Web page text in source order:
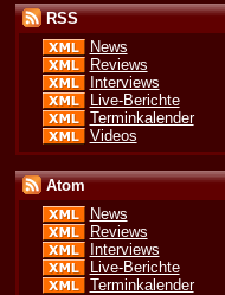
RSS
News
Reviews
Interviews
Live-Berichte
Terminkalender
Videos
Atom
News
Reviews
Interviews
Live-Berichte
Terminkalender